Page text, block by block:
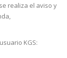
realiza el aviso y
KGS: